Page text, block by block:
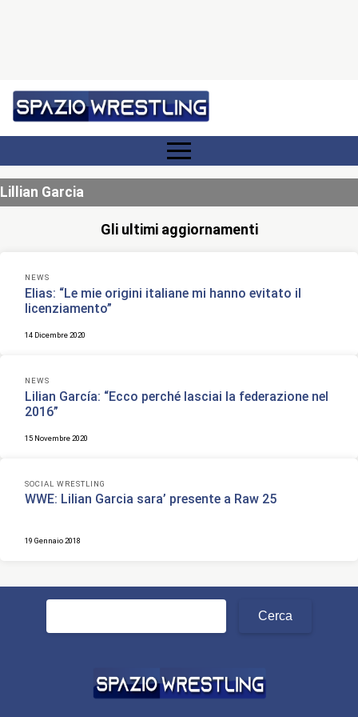
Lillian Garcia
Gli ultimi aggiornamenti
NEWS
Elias: “Le mie origini italiane mi hanno evitato il
licenziamento”
14 Dicembre 2020
NEWS
Lilian García: “Ecco perché lasciai la federazione nel
2016”
15 Novembre 2020
SOCIAL WRESTLING
WWE: Lilian Garcia sara’ presente a Raw 25
19 Gennaio 2018